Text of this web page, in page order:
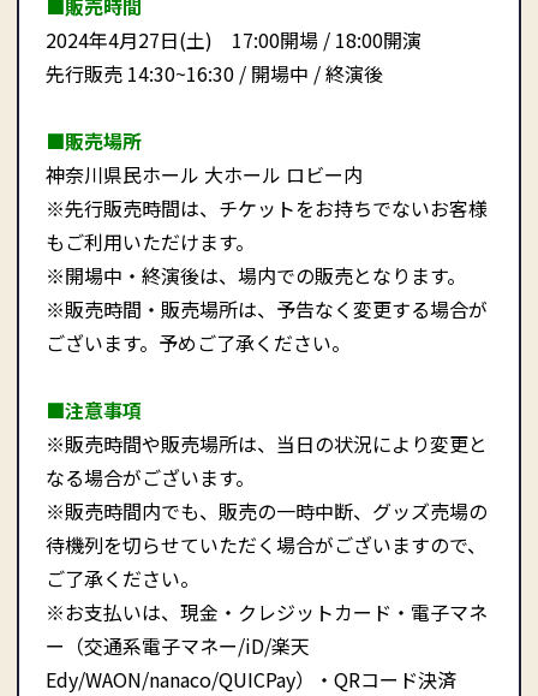
■販売時間
2024年4月27日(土) 17:00開場 / 18:00開演
先行販売 14:30~16:30 / 開場中 / 終演後
■販売場所
神奈川県民ホール 大ホール ロビー内
※先行販売時間は、チケットをお持ちでないお客様
もご利用いただけます。
※開場中・終演後は、場内での販売となります。
※販売時間・販売場所は、予告なく変更する場合が
ございます。予めご了承ください。
■注意事項
※販売時間や販売場所は、当日の状況により変更と
なる場合がございます。
※販売時間内でも、販売の一時中断、グッズ売場の
待機列を切らせていただく場合がございますので、
ご了承ください。
※お支払いは、現金・クレジットカード・電子マネ
ー（交通系電子マネー/iD/楽天
Edy/WAON/nanaco/QUICPay）・QRコード決済